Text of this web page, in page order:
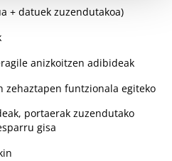
+ datuek zuzendutakoa)
anizkoitzen adibideak
zehaztapen funtzionala egiteko
portaerak zuzendutako
gisa